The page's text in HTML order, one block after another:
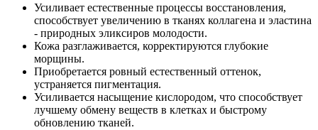
Усиливает естественные процессы восстановления,
способствует увеличению в тканях коллагена и эластина
- природных эликсиров молодости.
Кожа разглаживается, корректируются глубокие
морщины.
Приобретается ровный естественный оттенок,
устраняется пигментация.
Усиливается насыщение кислородом, что способствует
лучшему обмену веществ в клетках и быстрому
обновлению тканей.